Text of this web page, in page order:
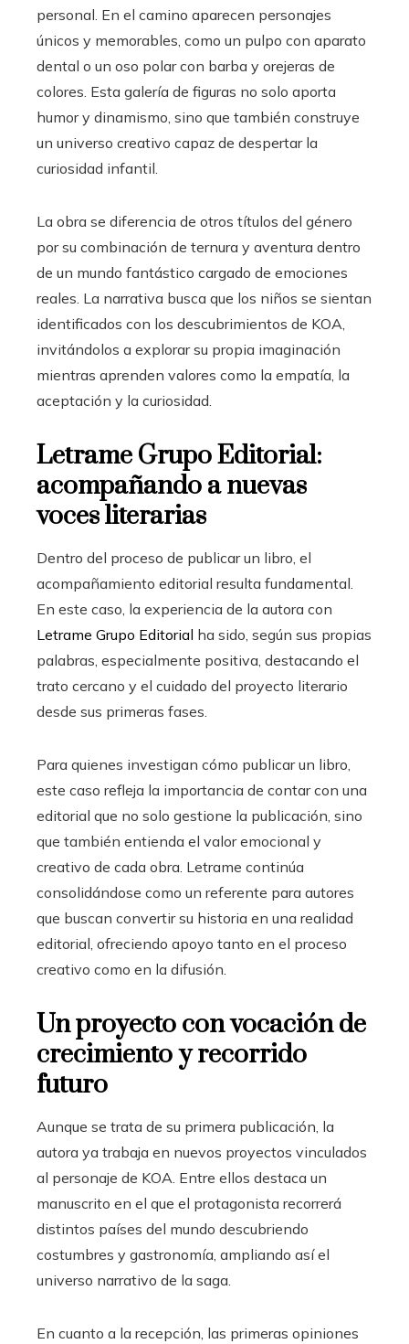
personal. En el camino aparecen personajes
únicos y memorables, como un pulpo con aparato
dental o un oso polar con barba y orejeras de
colores. Esta galería de figuras no solo aporta
humor y dinamismo, sino que también construye
un universo creativo capaz de despertar la
curiosidad infantil.
La obra se diferencia de otros títulos del género
por su combinación de ternura y aventura dentro
de un mundo fantástico cargado de emociones
reales. La narrativa busca que los niños se sientan
identificados con los descubrimientos de KOA,
invitándolos a explorar su propia imaginación
mientras aprenden valores como la empatía, la
aceptación y la curiosidad.
Letrame Grupo Editorial:
acompañando a nuevas
voces literarias
Dentro del proceso de publicar un libro, el
acompañamiento editorial resulta fundamental.
En este caso, la experiencia de la autora con
Letrame Grupo Editorial ha sido, según sus propias
palabras, especialmente positiva, destacando el
trato cercano y el cuidado del proyecto literario
desde sus primeras fases.
Para quienes investigan cómo publicar un libro,
este caso refleja la importancia de contar con una
editorial que no solo gestione la publicación, sino
que también entienda el valor emocional y
creativo de cada obra. Letrame continúa
consolidándose como un referente para autores
que buscan convertir su historia en una realidad
editorial, ofreciendo apoyo tanto en el proceso
creativo como en la difusión.
Un proyecto con vocación de
crecimiento y recorrido
futuro
Aunque se trata de su primera publicación, la
autora ya trabaja en nuevos proyectos vinculados
al personaje de KOA. Entre ellos destaca un
manuscrito en el que el protagonista recorrerá
distintos países del mundo descubriendo
costumbres y gastronomía, ampliando así el
universo narrativo de la saga.
En cuanto a la recepción, las primeras opiniones